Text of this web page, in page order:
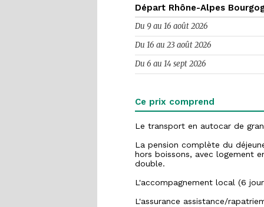
Départ Rhône-Alpes
Du 9 au 16 août 2026
Du 16 au 23 août 2026
Du 6 au 14 sept 2026
Ce prix comprend
Le transport en autocar de
La pension complète du
hors boissons, avec logement
double.
L'accompagnement local (6
L'assurance assistance/